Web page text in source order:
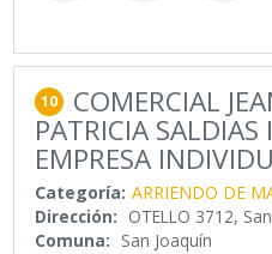
10 COMERCIAL
PATRICIA SALDIAS
EMPRESA
Categoría: ARRIENDO DE
Dirección: OTELLO 3712,
Comuna: San Joaquín